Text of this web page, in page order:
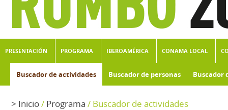
PRESENTACIÓN PROGRAMA IBEROAMÉRICA CONAMA LOCAL
Buscador de actividades Buscador de personas Buscador
> Inicio/ Programa / Buscador de actividades